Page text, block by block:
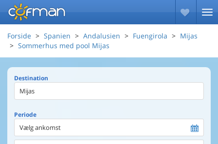
Forside Spanien Andalusien Fuengirola
Mijas
Sommerhus med pool Mijas
Destination
Periode
Vælg ankomst